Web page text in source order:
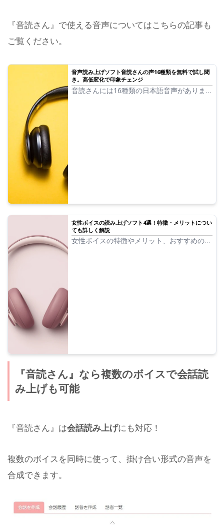
『音読さん』で使える音声についてはこちらの記事も
ご覧ください。
音声読み上げソフト音読さんの声16種類を無料で試し聞
き。高低変化で印象チェンジ
音読さんには16種類の日本語音声がありま
女性ボイスの読み上げソフト4選！特徴・メリットについ
ても詳しく解説
女性ボイスの特徴やメリット、おすすめの読
『音読さん』なら複数のボイスで会話読
み上げも可能
『音読さん』は会話読み上げにも対応！
複数のボイスを同時に使って、掛け合い形式の音声を
合成できます。